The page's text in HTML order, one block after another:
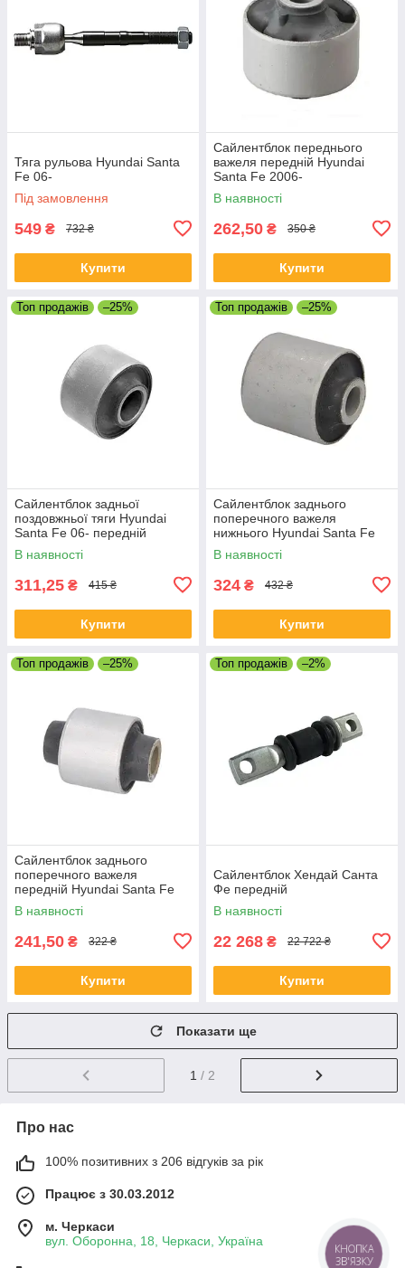
Тяга рульова Hyundai Santa
Fe 06-
Під замовлення
549 ₴ 732 ₴
Купити
Сайлентблок переднього
важеля передній Hyundai
Santa Fe 2006-
В наявності
262,50 ₴ 350 ₴
Купити
Топ продажів –25%
Сайлентблок задньої
поздовжньої тяги Hyundai
Santa Fe 06- передній
В наявності
311,25 ₴ 415 ₴
Купити
Топ продажів –25%
Сайлентблок заднього
поперечного важеля
нижнього Hyundai Santa Fe
04-
В наявності
324 ₴ 432 ₴
Купити
Топ продажів –25%
Сайлентблок заднього
поперечного важеля
передній Hyundai Santa Fe
2006-
В наявності
241,50 ₴ 322 ₴
Купити
Топ продажів –2%
Сайлентблок Хендай Санта
Фе передній
В наявності
22 268 ₴ 22 722 ₴
Купити
Показати ще
1 / 2
Про нас
100% позитивних з 206 відгуків за рік
Працює з 30.03.2012
м. Черкаси
вул. Оборонна, 18, Черкаси, Україна
КНОПКА
ЗВ'ЯЗКУ